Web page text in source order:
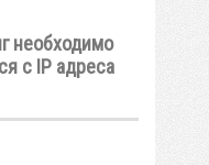
необходимо
с IP адреса